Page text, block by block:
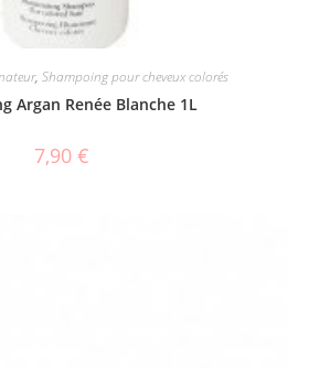
, Shampoing pour cheveux colorés
Argan Renée Blanche 1L
7,90 €